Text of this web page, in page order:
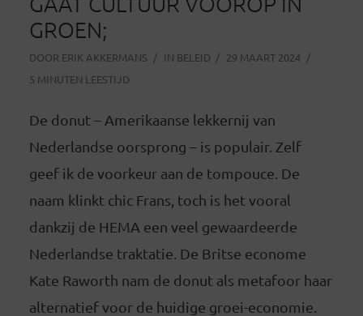
GROEN;
DOOR ERIK AKKERMANS IN BELEID
29 MAART 2024
5 MINUTEN LEESTIJD
De donut – Amerikaanse lekkernij van
Nederlandse oorsprong – is populair. Zelf
geef ik de voorkeur aan de tompouce. De
naam klinkt chic Frans, toch is het vooral
dankzij de HEMA een veel gewaardeerde
Nederlandse traktatie. De Britse econome
Kate Raworth nam de donut als metafoor haar
alternatief voor de huidige groei-economie.